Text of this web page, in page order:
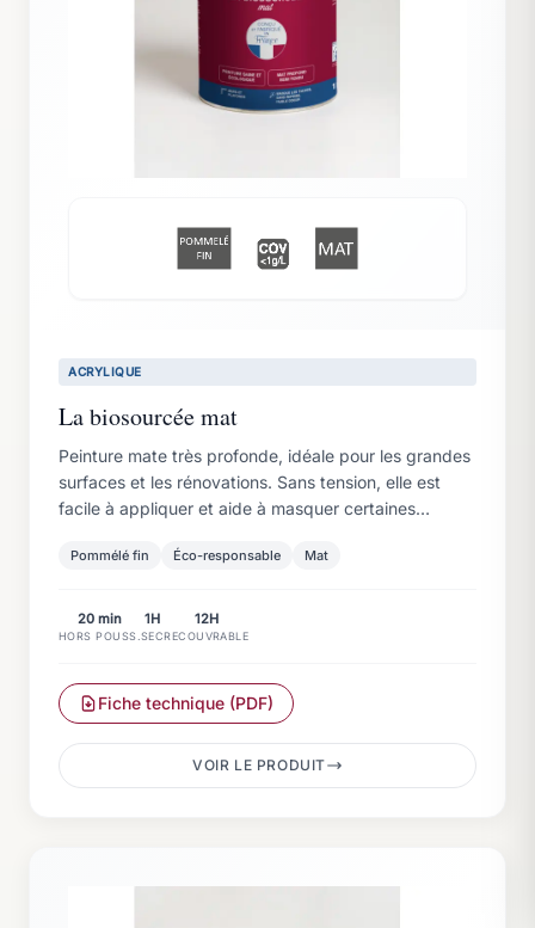
ACRYLIQUE
La biosourcée mat
Peinture mate très profonde, idéale pour les grandes
surfaces et les rénovations. Sans tension, elle est
facile à appliquer et aide à masquer certaines
Pommélé fin Éco-responsable Mat
20 min
HORS POUSS.
1H
SEC
12H
RECOUVRABLE
Fiche technique (PDF)
VOIR LE PRODUIT
Demander un conseil ou un devis
Formulaire de contact
Parler à un expert
Lun–Ven, 9h–18h
Tester une couleur chez vous
Échantillon peint à la main – 20×20 cm
Trouver un revendeur